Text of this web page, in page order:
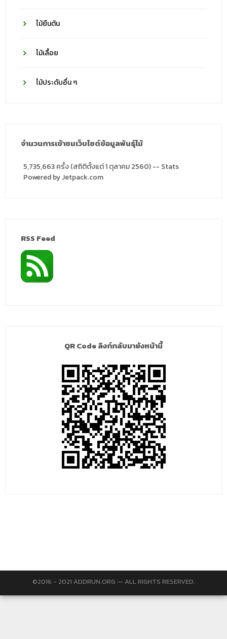
ไม้ยืนต้น
ไม้เลื้อย
ไม้ประดับอื่น ๆ
จำนวนการเข้าชมเว็บไซต์ข้อมูลพันธุ์ไม้
5,735,663 ครั้ง (สถิติตั้งแต่ 1 ตุลาคม 2560) -- Stats
Powered by Jetpack.com
RSS Feed
QR Code ลิงก์กลับมายังหน้านี้
©2016 - 2021 ADDRUN.ORG — ALL RIGHTS RESERVED.